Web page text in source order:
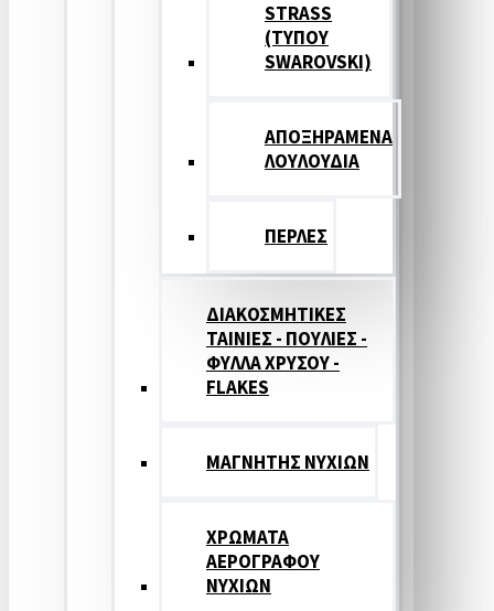
STRASS
(ΤΥΠΟΥ
SWAROVSKI)
ΑΠΟΞΗΡΑΜΕΝΑ
ΛΟΥΛΟΥΔΙΑ
ΠΕΡΛΕΣ
ΔΙΑΚΟΣΜΗΤΙΚΕΣ
ΤΑΙΝΙΕΣ - ΠΟΥΛΙΕΣ -
ΦΥΛΛΑ ΧΡΥΣΟΥ -
FLAKES
ΜΑΓΝΗΤΗΣ ΝΥΧΙΩΝ
ΧΡΩΜΑΤΑ
ΑΕΡΟΓΡΑΦΟΥ
ΝΥΧΙΩΝ